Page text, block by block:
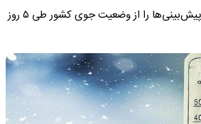
سازمان هواشناسی آخرین پیش‌بینی‌ها را از وضعیت جوی کشور طی ۵ روز